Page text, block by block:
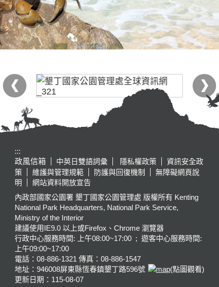
:::
政風信箱
中英日雙語詞彙 隱私權政策
資訊安全政
策
維護與管理規範 防護與回復機制
無障礙網頁說
明
網站資料開放宣告
內政部國家公園署 墾丁國家公園管理處 版權所有 Kenting
National Park Headquarters, National Park Service,
Ministry of the Interior
建議使用IE9.0 以上或Firefox、Chrome 瀏覽器
行政中心服務時間: 上午08:00~17:00 ; 遊客中心服務時間:
上午09:00~17:00
電話：08-886-1321 傳真：08-886-1547
地址：946008屏東縣恆春鎮墾丁路596號
(點圖觀看)
更新日期： 115-08-07